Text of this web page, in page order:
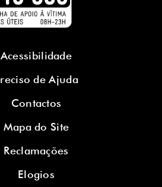
Acessibilidade
de Ajuda
Contactos
Mapa do Site
Reclamações
Elogios